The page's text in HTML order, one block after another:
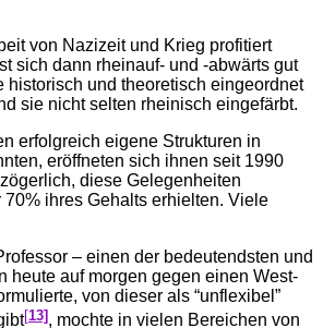
von Nazizeit und Krieg profitiert
sich dann rheinauf- und -abwärts gut
historisch und theoretisch eingeordnet
sie nicht selten rheinisch eingefärbt.
erfolgreich eigene Strukturen in
eröffneten sich ihnen seit 1990
diese Gelegenheiten
ihres Gehalts erhielten. Viele
– einen der bedeutendsten und
heute auf morgen gegen einen West-
von dieser als “unflexibel”
[13], mochte in vielen Bereichen von